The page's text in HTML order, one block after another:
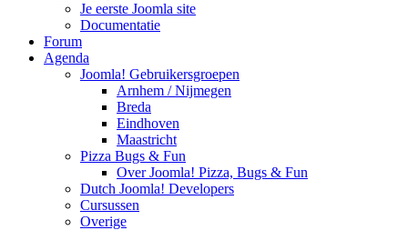
Je eerste Joomla site
Documentatie
Forum
Agenda
Joomla! Gebruikersgroepen
Arnhem / Nijmegen
Breda
Eindhoven
Maastricht
Pizza Bugs & Fun
Over Joomla! Pizza, Bugs & Fun
Dutch Joomla! Developers
Cursussen
Overige